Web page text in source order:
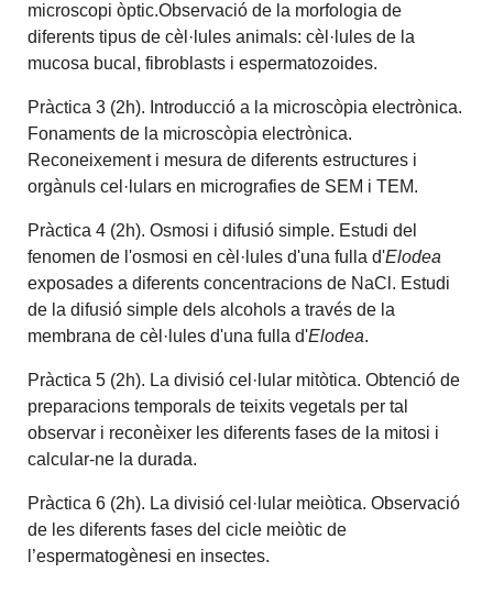
microscopi òptic.Observació de la morfologia de
diferents tipus de cèl·lules animals: cèl·lules de la
mucosa bucal, fibroblasts i espermatozoides.
Pràctica 3 (2h). Introducció a la microscòpia electrònica.
Fonaments de la microscòpia electrònica.
Reconeixement i mesura de diferents estructures i
orgànuls cel·lulars en micrografies de SEM i TEM.
Pràctica 4 (2h). Osmosi i difusió simple. Estudi del
fenomen de l'osmosi en cèl·lules d'una fulla d'Elodea
exposades a diferents concentracions de NaCl. Estudi
de la difusió simple dels alcohols a través de la
membrana de cèl·lules d'una fulla d'Elodea.
Pràctica 5 (2h). La divisió cel·lular mitòtica. Obtenció de
preparacions temporals de teixits vegetals per tal
observar i reconèixer les diferents fases de la mitosi i
calcular-ne la durada.
Pràctica 6 (2h). La divisió cel·lular meiòtica. Observació
de les diferents fases del cicle meiòtic de
l’espermatogènesi en insectes.